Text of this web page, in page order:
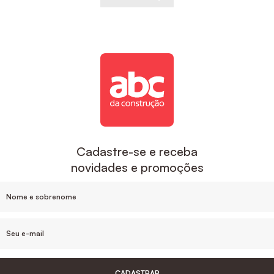
Cadastre-se e receba
novidades e promoções